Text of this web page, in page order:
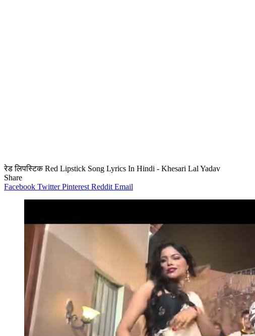
रेड लिपस्टिक Red Lipstick Song Lyrics In Hindi - Khesari Lal Yadav
Share
Facebook Twitter Pinterest Reddit Email